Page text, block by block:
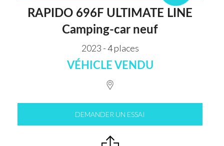
RAPIDO 696F ULTIMATE LINE
Camping-car neuf
2023 - 4 places
VÉHICLE VENDU
DEMANDER UN ESSAI